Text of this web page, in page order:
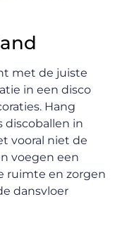
met de juiste
in een disco
Hang
discoballen in
vooral niet de
voegen een
ruimte en zorgen
dansvloer